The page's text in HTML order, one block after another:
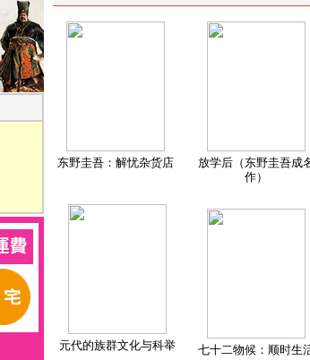
东野圭吾：解忧杂货店
放学后（东野圭吾成
作）
元代的族群文化与科举 七十二物候：顺时生